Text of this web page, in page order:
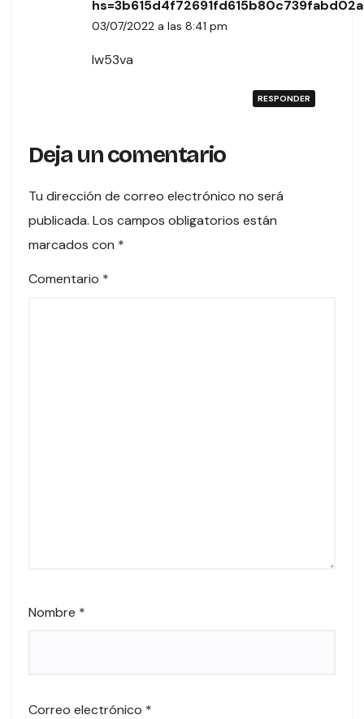
03/07/2022 a las 8:41 pm
lw53va
RESPONDER
Deja un comentario
Tu dirección de correo electrónico no será
publicada. Los campos obligatorios están
marcados con *
Comentario *
Nombre *
Correo electrónico *